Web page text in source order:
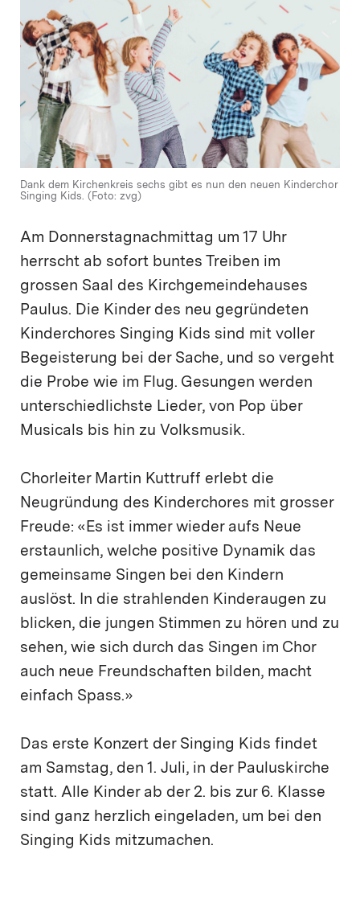
Dank dem Kirchenkreis sechs gibt es nun den neuen Kinderchor
Singing Kids. (Foto: zvg)
Am Donnerstagnachmittag um 17 Uhr
herrscht ab sofort buntes Treiben im
grossen Saal des Kirchgemeindehauses
Paulus. Die Kinder des neu gegründeten
Kinderchores Singing Kids sind mit voller
Begeisterung bei der Sache, und so vergeht
die Probe wie im Flug. Gesungen werden
unterschiedlichste Lieder, von Pop über
Musicals bis hin zu Volksmusik.
Chorleiter Martin Kuttruff erlebt die
Neugründung des Kinderchores mit grosser
Freude: «Es ist immer wieder aufs Neue
erstaunlich, welche positive Dynamik das
gemeinsame Singen bei den Kindern
auslöst. In die strahlenden Kinderaugen zu
blicken, die jungen Stimmen zu hören und zu
sehen, wie sich durch das Singen im Chor
auch neue Freundschaften bilden, macht
einfach Spass.»
Das erste Konzert der Singing Kids findet
am Samstag, den 1. Juli, in der Pauluskirche
statt. Alle Kinder ab der 2. bis zur 6. Klasse
sind ganz herzlich eingeladen, um bei den
Singing Kids mitzumachen.